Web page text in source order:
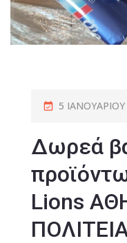
5 ΙΑΝΟΥΑΡΊΟΥ
Δωρεά
Lions